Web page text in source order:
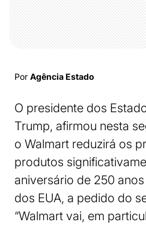
Por Agência Estado
O presidente dos
Trump, afirmou nesta
o Walmart reduzirá os
produtos
aniversário de 250
dos EUA, a pedido do
“Walmart vai, em